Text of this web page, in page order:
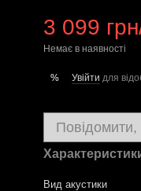
3 099
Немає в наявності
% Увійти для
Повідомити,
Вид акустики